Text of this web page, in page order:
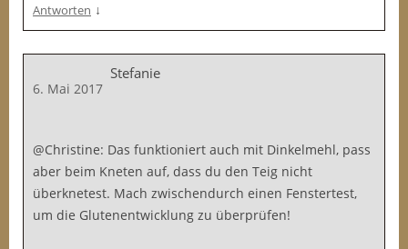
Antworten ↓
Stefanie
6. Mai 2017
@Christine: Das funktioniert auch mit Dinkelmehl, pass
aber beim Kneten auf, dass du den Teig nicht
überknetest. Mach zwischendurch einen Fenstertest,
um die Glutenentwicklung zu überprüfen!